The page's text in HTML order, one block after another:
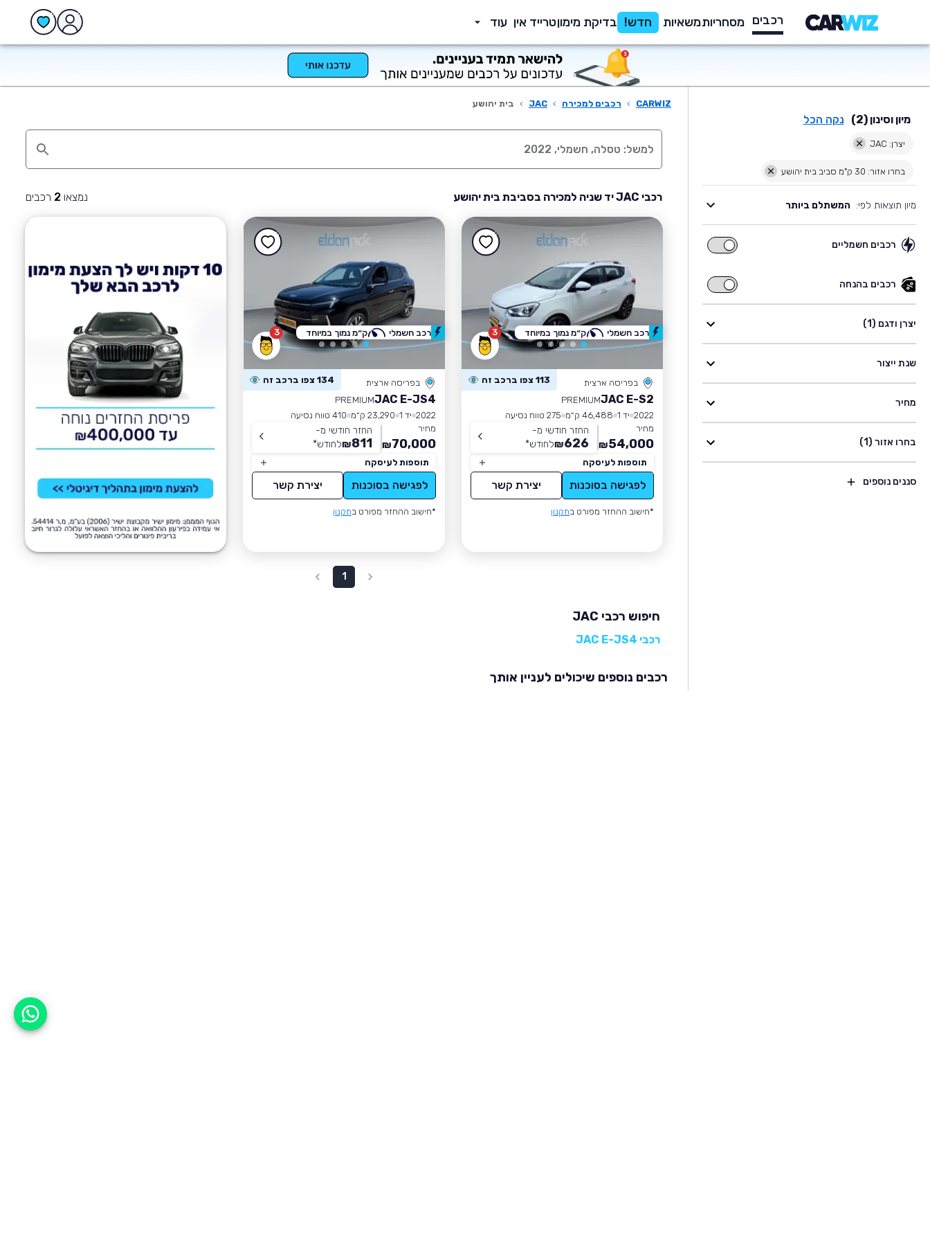
רכבים מסחריותמשאיות חדש! בדיקת מימוןטרייד אין עוד
מיון וסינון (2) נקה הכל
יצרן: JAC
בחרו אזור: 30 ק"מ סביב בית יהושע
מיון תוצאות לפי: המשתלם ביותר
רכבים חשמליים
רכבים
רכבים בהנחה
רכבים
בהנחה
יצרן ודגם (1)
שנת ייצור
מחיר
בחרו אזור (1)
סננים נוספים
CARWIZ
› רכבים למכירה ›
JAC
› בית יהושע
רכבי JAC יד שניה למכירה בסביבת בית יהושע נמצאו 2 רכבים
3
בפריסה ארצית 113 צפו ברכב זה
JAC E-S2
PREMIUM
2022 יד 1 46,488 ק״מ
275 טווח נסיעה
מחיר
54,000
₪
החזר חודשי מ-
626
₪לחודש*
תוספות לעיסקה
לפגישה בסוכנות יצירת קשר
*חישוב ההחזר מפורט בתקנון
רכב חשמלי ק״מ נמוך במיוחד 3
בפריסה ארצית 134 צפו ברכב זה
JAC E-JS4
PREMIUM
2022 יד 1 23,290 ק״מ
410 טווח נסיעה
מחיר
70,000
₪
החזר חודשי מ-
811
₪לחודש*
תוספות לעיסקה
לפגישה בסוכנות יצירת קשר
*חישוב ההחזר מפורט בתקנון
רכב חשמלי ק״מ נמוך במיוחד
1
חיפוש רכבי JAC
רכבי JAC E-JS4
רכבים נוספים שיכולים לעניין אותך
אפשר לעזור?